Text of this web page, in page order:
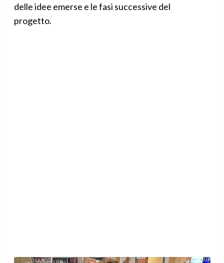
delle idee emerse e le fasi successive del
progetto.